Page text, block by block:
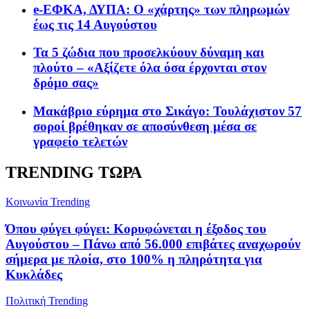
e-ΕΦΚΑ, ΔΥΠΑ: Ο «χάρτης» των πληρωμών
έως τις 14 Αυγούστου
Τα 5 ζώδια που προσελκύουν δύναμη και
πλούτο – «Αξίζετε όλα όσα έρχονται στον
δρόμο σας»
Μακάβριο εύρημα στο Σικάγο: Τουλάχιστον 57
σοροί βρέθηκαν σε αποσύνθεση μέσα σε
γραφείο τελετών
TRENDING ΤΩΡΑ
Κοινωνία Trending
Όπου φύγει φύγει: Κορυφώνεται η έξοδος του
Αυγούστου – Πάνω από 56.000 επιβάτες αναχωρούν
σήμερα με πλοία, στο 100% η πληρότητα για
Κυκλάδες
Πολιτική Trending